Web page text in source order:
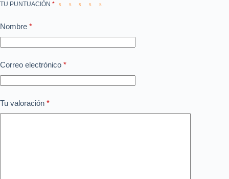
TU PUNTUACIÓN *
Nombre *
Correo electrónico *
Tu valoración *